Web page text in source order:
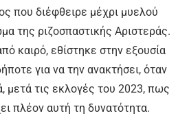
που διέφθειρε μέχρι μυελού
της ριζοσπαστικής Αριστεράς.
καιρό, εθίστηκε στην εξουσία
για να την ανακτήσει, όταν
μετά τις εκλογές του 2023, πως
πλέον αυτή τη δυνατότητα.